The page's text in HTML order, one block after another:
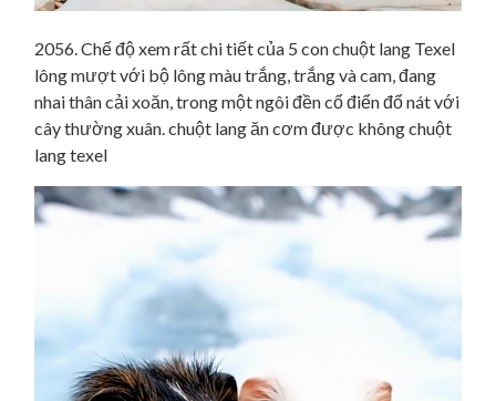
2056. Chế độ xem rất chi tiết của 5 con chuột lang Texel
lông mượt với bộ lông màu trắng, trắng và cam, đang
nhai thân cải xoăn, trong một ngôi đền cổ điển đổ nát với
cây thường xuân. chuột lang ăn cơm được không chuột
lang texel